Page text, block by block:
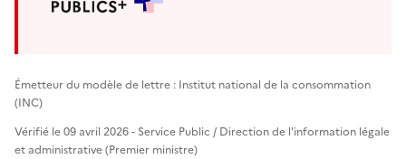
Émetteur du modèle de lettre : Institut national de la consommation
(INC)
Vérifié le 09 avril 2026 - Service Public / Direction de l'information légale
et administrative (Premier ministre)